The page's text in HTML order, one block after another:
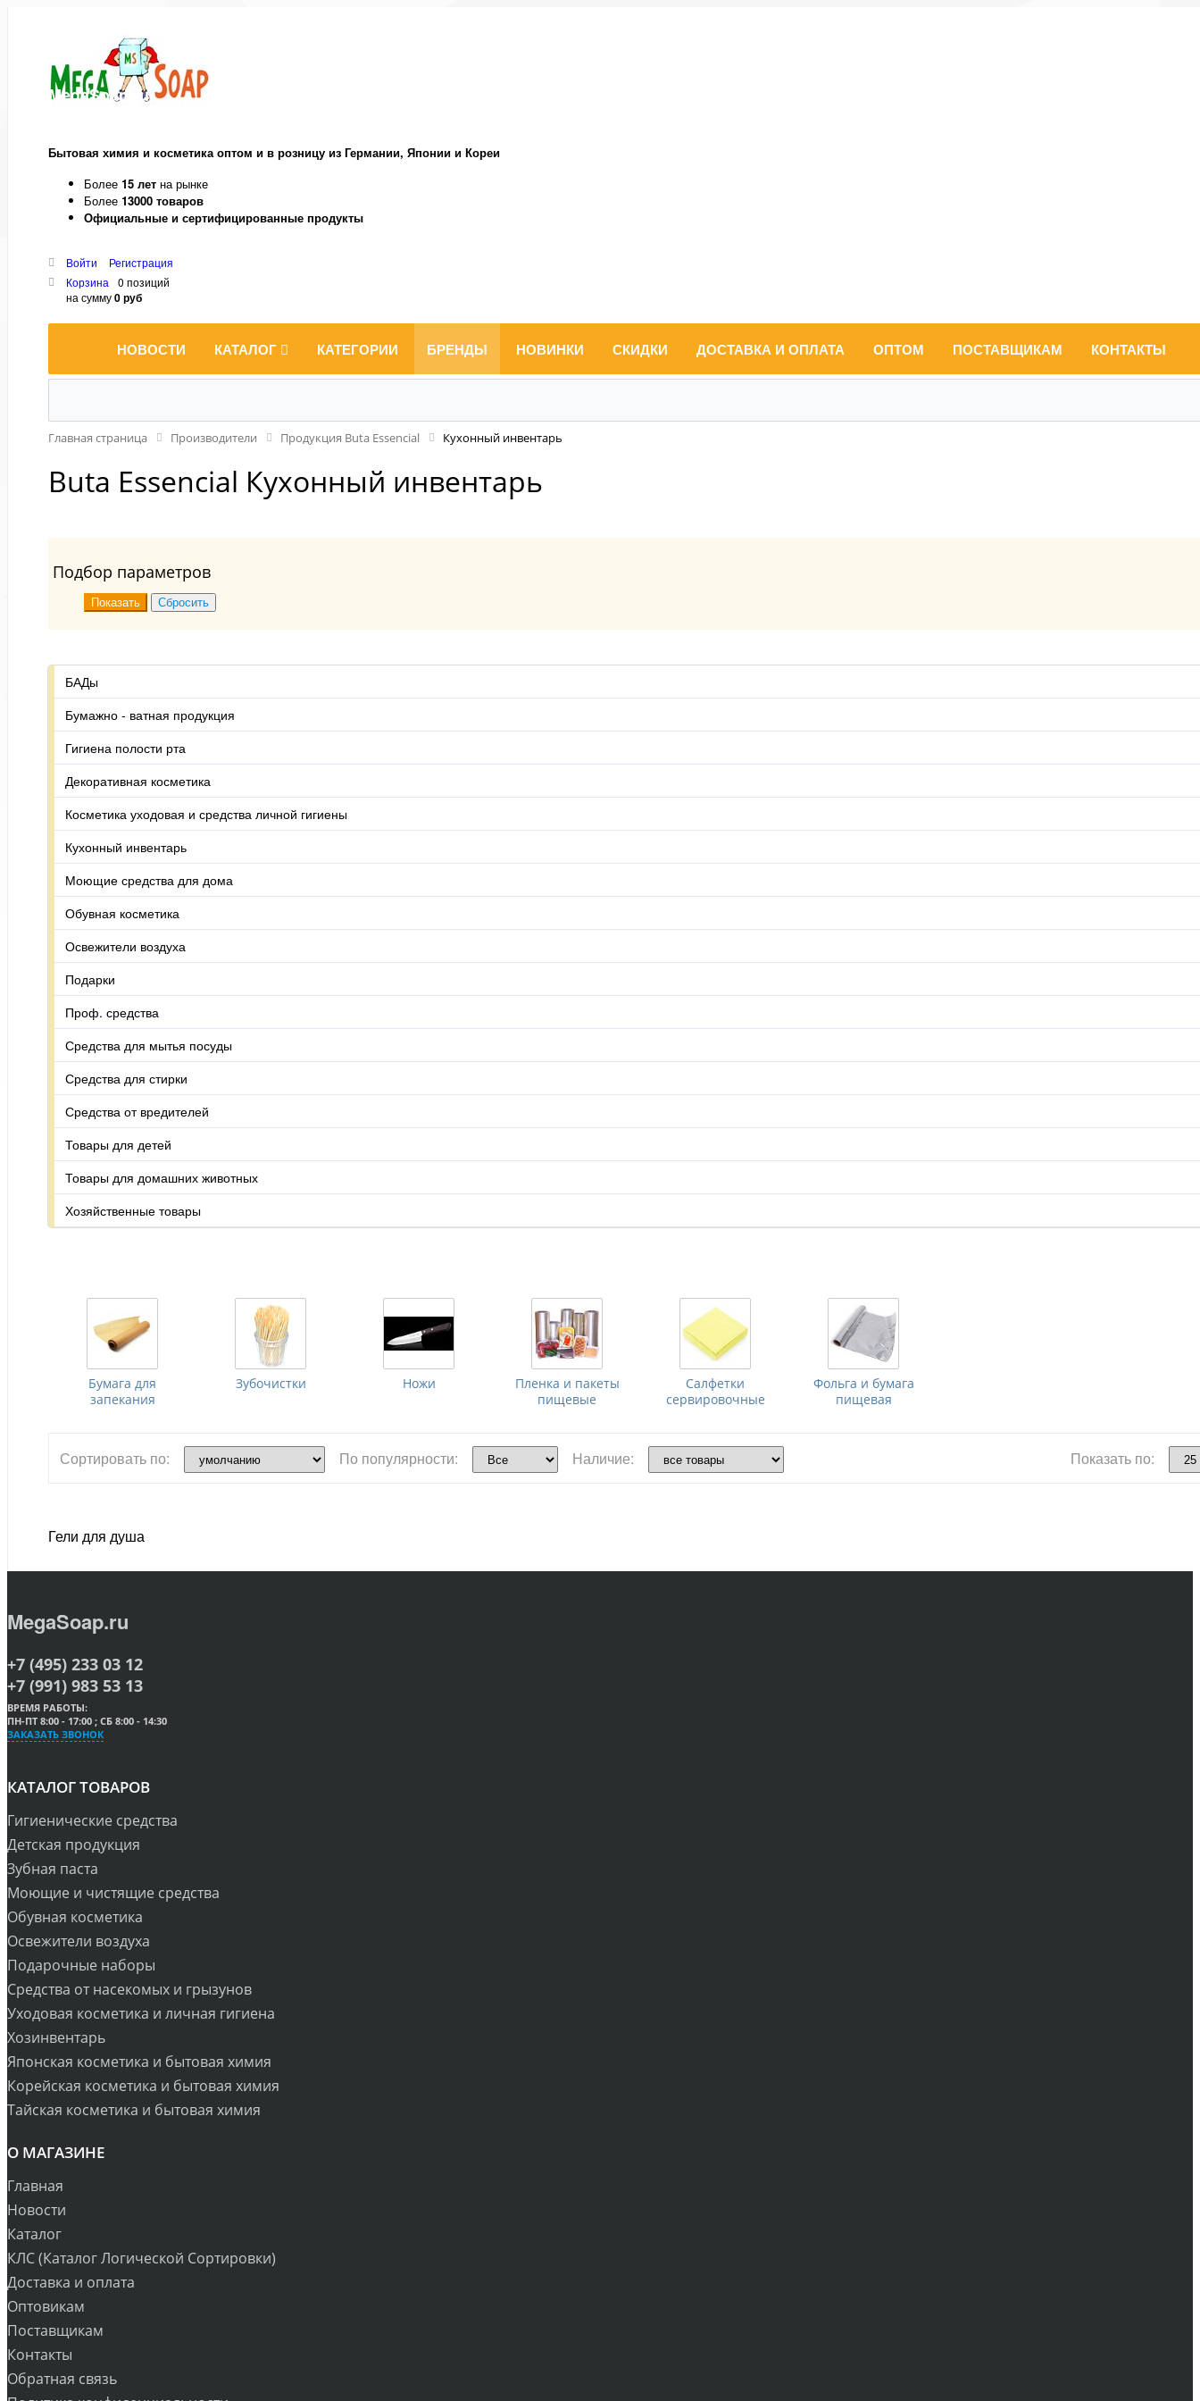
MegaSoap.ru
Бытовая химия и косметика оптом и в розницу из Германии, Японии и Кореи
Более 15 лет на рынке
Более 13000 товаров
Официальные и сертифицированные продукты
Войти
Регистрация
Корзина
0 позиций
на сумму0 руб
НОВОСТИ КАТАЛОГ КАТЕГОРИИ БРЕНДЫ НОВИНКИ СКИДКИ ДОСТАВКА И ОПЛАТА ОПТОМ ПОСТАВЩИКАМ КОНТАКТЫ
Главная страница Производители Продукция Buta Essencial Кухонный инвентарь
Buta Essencial Кухонный инвентарь
Подбор параметров
БАДы
Бумажно - ватная продукция
Гигиена полости рта
Декоративная косметика
Косметика уходовая и средства личной гигиены
Кухонный инвентарь
Моющие средства для дома
Обувная косметика
Освежители воздуха
Подарки
Проф. средства
Средства для мытья посуды
Средства для стирки
Средства от вредителей
Товары для детей
Товары для домашних животных
Хозяйственные товары
Бумага для
запекания
Зубочистки Ножи
Пленка и пакеты
пищевые
Салфетки
сервировочные
Фольга и бумага
пищевая
Сортировать по: По популярности: Наличие: Показать по:
Гели для душа
MegaSoap.ru
+7 (495) 233 03 12
+7 (991) 983 53 13
ВРЕМЯ РАБОТЫ:
ПН-ПТ 8:00 - 17:00 ; СБ 8:00 - 14:30
ЗАКАЗАТЬ ЗВОНОК
КАТАЛОГ ТОВАРОВ
Гигиенические средства
Детская продукция
Зубная паста
Моющие и чистящие средства
Обувная косметика
Освежители воздуха
Подарочные наборы
Средства от насекомых и грызунов
Уходовая косметика и личная гигиена
Хозинвентарь
Японская косметика и бытовая химия
Корейская косметика и бытовая химия
Тайская косметика и бытовая химия
О МАГАЗИНЕ
Главная
Новости
Каталог
КЛС (Каталог Логической Сортировки)
Доставка и оплата
Оптовикам
Поставщикам
Контакты
Обратная связь